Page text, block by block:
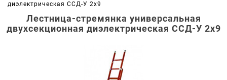
диэлектрическая ССД-У 2х9
Лестница-стремянка универсальная
двухсекционная диэлектрическая ССД-У 2х9